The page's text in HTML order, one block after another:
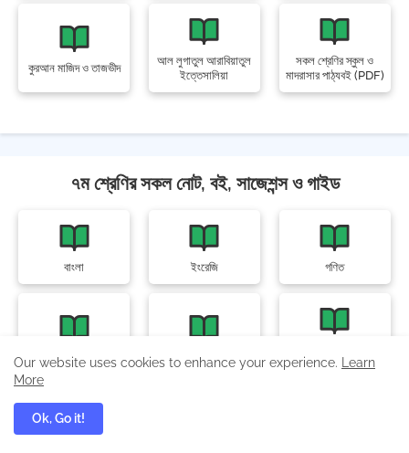
কুরআন মাজিদ ও তাজভীদ
আল লুগাতুল আরাবিয়াতুল
ইত্তেসালিয়া
সকল শ্রেণির স্কুল ও
মাদরাসার পাঠ্যবই (PDF)
৭ম শ্রেণির সকল নোট, বই, সাজেশন্স ও গাইড
বাংলা ইংরেজি গণিত
বিজ্ঞান অনুসন্ধানী পাঠ বিজ্ঞান অনুশীলন বই
অনুশীলন বই
Our website uses cookies to enhance your experience.
Learn
More
Ok, Go it!